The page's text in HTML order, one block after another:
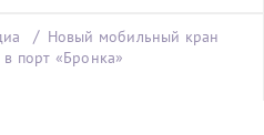
Новый мобильный кран
порт «Бронка»